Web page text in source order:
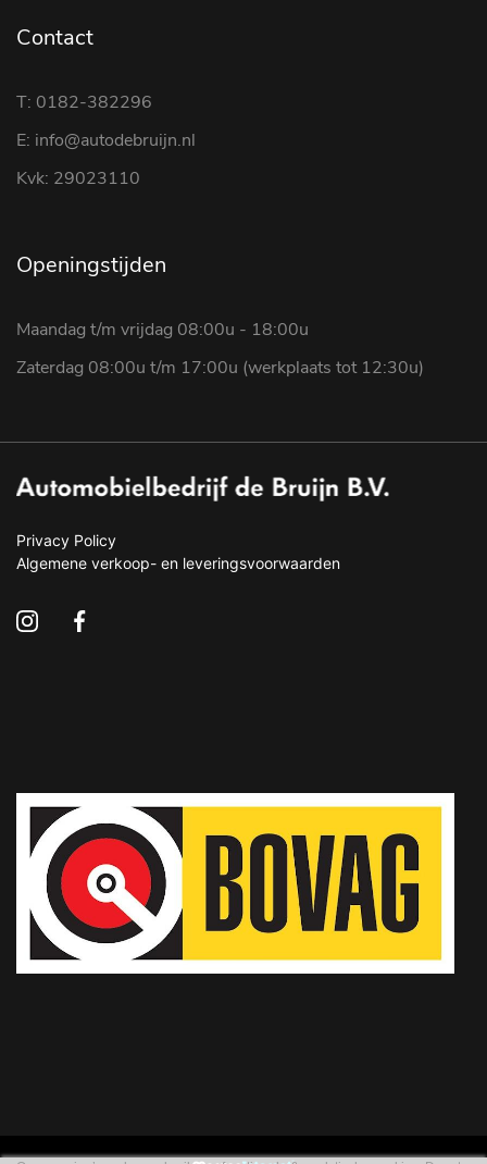
Contact
T: 0182-382296
E: info@autodebruijn.nl
Kvk: 29023110
Openingstijden
Maandag t/m vrijdag 08:00u - 18:00u
Zaterdag 08:00u t/m 17:00u (werkplaats tot 12:30u)
Privacy Policy
Algemene verkoop- en leveringsvoorwaarden